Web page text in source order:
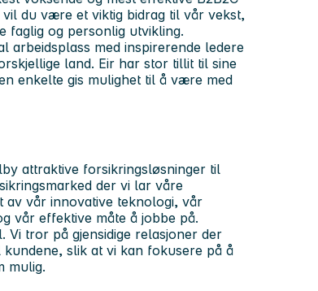
du være et viktig bidrag til vår vekst,
faglig og personlig utvikling.
arbeidsplass med inspirerende ledere
land. Eir har stor tillit til sine
enkelte gis mulighet til å være med
attraktive forsikringsløsninger til
der vi lar våre
av vår innovative teknologi, vår
vår effektive måte å jobbe på.
tror på gjensidige relasjoner der
slik at vi kan fokusere på å
mulig.